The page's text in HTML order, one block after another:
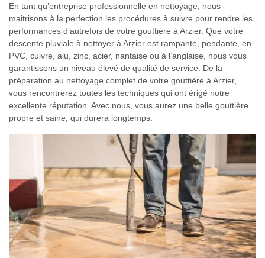
En tant qu’entreprise professionnelle en nettoyage, nous
maitrisons à la perfection les procédures à suivre pour rendre les
performances d’autrefois de votre gouttière à Arzier. Que votre
descente pluviale à nettoyer à Arzier est rampante, pendante, en
PVC, cuivre, alu, zinc, acier, nantaise ou à l’anglaise, nous vous
garantissons un niveau élevé de qualité de service. De la
préparation au nettoyage complet de votre gouttière à Arzier,
vous rencontrerez toutes les techniques qui ont érigé notre
excellente réputation. Avec nous, vous aurez une belle gouttière
propre et saine, qui durera longtemps.